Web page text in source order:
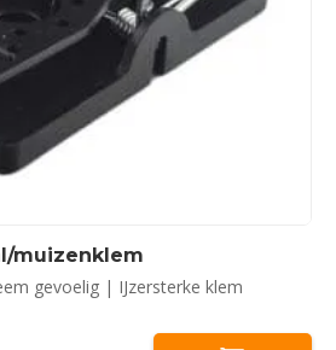
muizenklem
gevoelig | IJzersterke klem